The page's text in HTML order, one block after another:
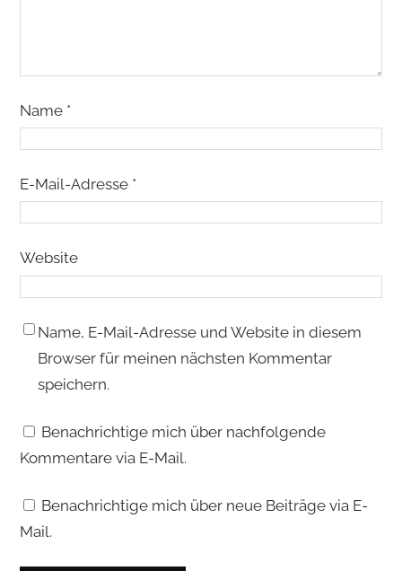
Name *
E-Mail-Adresse *
Website
Name, E-Mail-Adresse und Website in diesem
Browser für meinen nächsten Kommentar
speichern.
Benachrichtige mich über nachfolgende
Kommentare via E-Mail.
Benachrichtige mich über neue Beiträge via E-
Mail.